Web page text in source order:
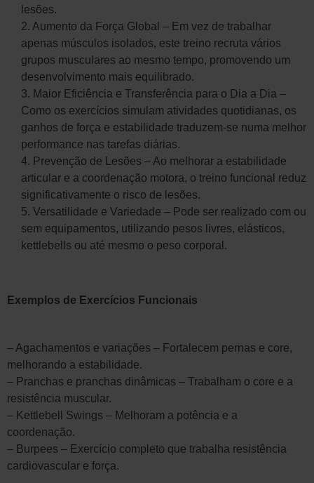
lesões.
2. Aumento da Força Global – Em vez de trabalhar
apenas músculos isolados, este treino recruta vários
grupos musculares ao mesmo tempo, promovendo um
desenvolvimento mais equilibrado.
3. Maior Eficiência e Transferência para o Dia a Dia –
Como os exercícios simulam atividades quotidianas, os
ganhos de força e estabilidade traduzem-se numa melhor
performance nas tarefas diárias.
4. Prevenção de Lesões – Ao melhorar a estabilidade
articular e a coordenação motora, o treino funcional reduz
significativamente o risco de lesões.
5. Versatilidade e Variedade – Pode ser realizado com ou
sem equipamentos, utilizando pesos livres, elásticos,
kettlebells ou até mesmo o peso corporal.
Exemplos de Exercícios Funcionais
– Agachamentos e variações – Fortalecem pernas e core,
melhorando a estabilidade.
– Pranchas e pranchas dinâmicas – Trabalham o core e a
resistência muscular.
– Kettlebell Swings – Melhoram a potência e a
coordenação.
– Burpees – Exercício completo que trabalha resistência
cardiovascular e força.